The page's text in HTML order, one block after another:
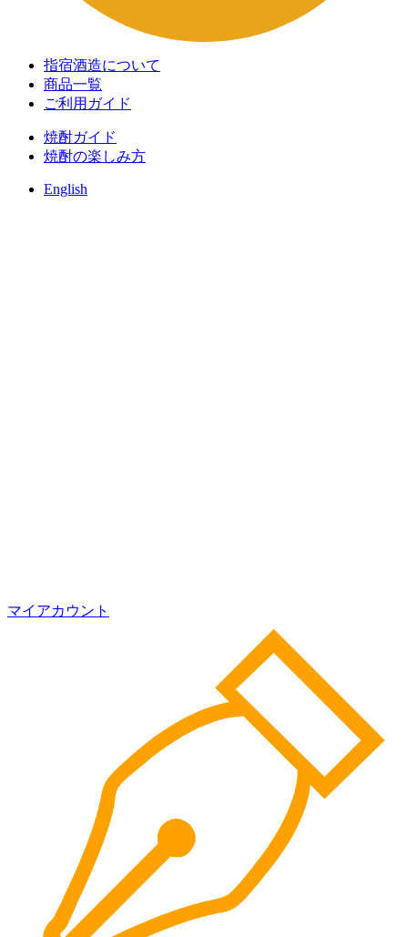
指宿酒造について
商品一覧
ご利用ガイド
焼酎ガイド
焼酎の楽しみ方
English
マイアカウント